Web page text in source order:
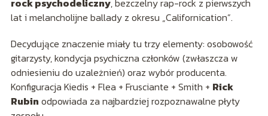
rock psychodeliczny, bezczelny rap-rock z pierwszych
lat i melancholijne ballady z okresu „Californication”.
Decydujące znaczenie miały tu trzy elementy: osobowość
gitarzysty, kondycja psychiczna członków (zwłaszcza w
odniesieniu do uzależnień) oraz wybór producenta.
Konfiguracja Kiedis + Flea + Frusciante + Smith + Rick
Rubin odpowiada za najbardziej rozpoznawalne płyty